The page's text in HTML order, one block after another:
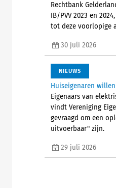
Rechtbank
IB/PVV 2023 en
tot deze voorlopige
30 juli 2026
NIEUWS
Huiseigenaren
Eigenaars van
vindt Vereniging
gevraagd om een
uitvoerbaar" zijn.
29 juli 2026